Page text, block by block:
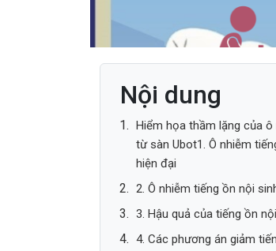
Nội dung
Hiểm họa thầm lặng của
từ sàn Ubot1. Ô nhiễm
hiện đại
2. Ô nhiễm tiếng ồn nội
3. Hậu quả của tiếng ồn
4. Các phương án giảm